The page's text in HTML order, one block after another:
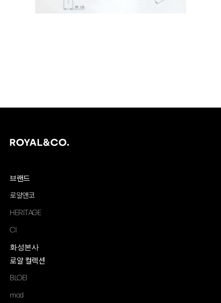
브랜드
로얄앤코
HERITAGE
CI
화성본사
로얄 컬렉션
BLOEI
mod